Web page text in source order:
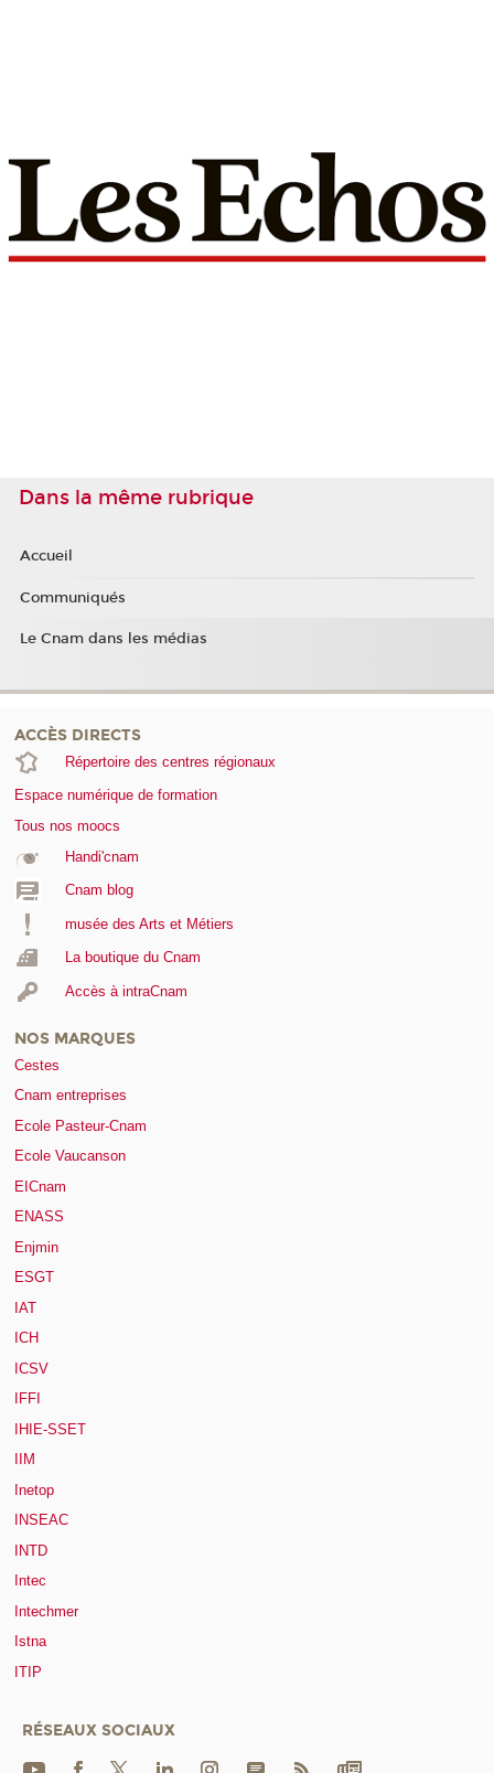
Dans la même rubrique
Accueil
Communiqués
Le Cnam dans les médias
ACCÈS DIRECTS
Répertoire des centres régionaux
Espace numérique de formation
Tous nos moocs
Handi'cnam
Cnam blog
musée des Arts et Métiers
La boutique du Cnam
Accès à intraCnam
NOS MARQUES
Cestes
Cnam entreprises
Ecole Pasteur-Cnam
Ecole Vaucanson
EICnam
ENASS
Enjmin
ESGT
IAT
ICH
ICSV
IFFI
IHIE-SSET
IIM
Inetop
INSEAC
INTD
Intec
Intechmer
Istna
ITIP
RÉSEAUX SOCIAUX